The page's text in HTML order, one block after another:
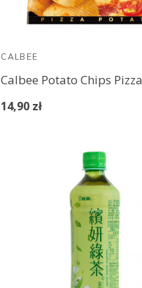
CALBEE
Calbee Potato Chips Pizza
14,90 zł